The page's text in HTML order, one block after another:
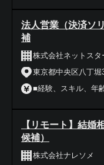
法人営業（決済ソ
補
株式会社ネットスタ
東京都中央区八丁
■経験、スキル、年
【リモート】結婚
候補）
株式会社ナレソメ